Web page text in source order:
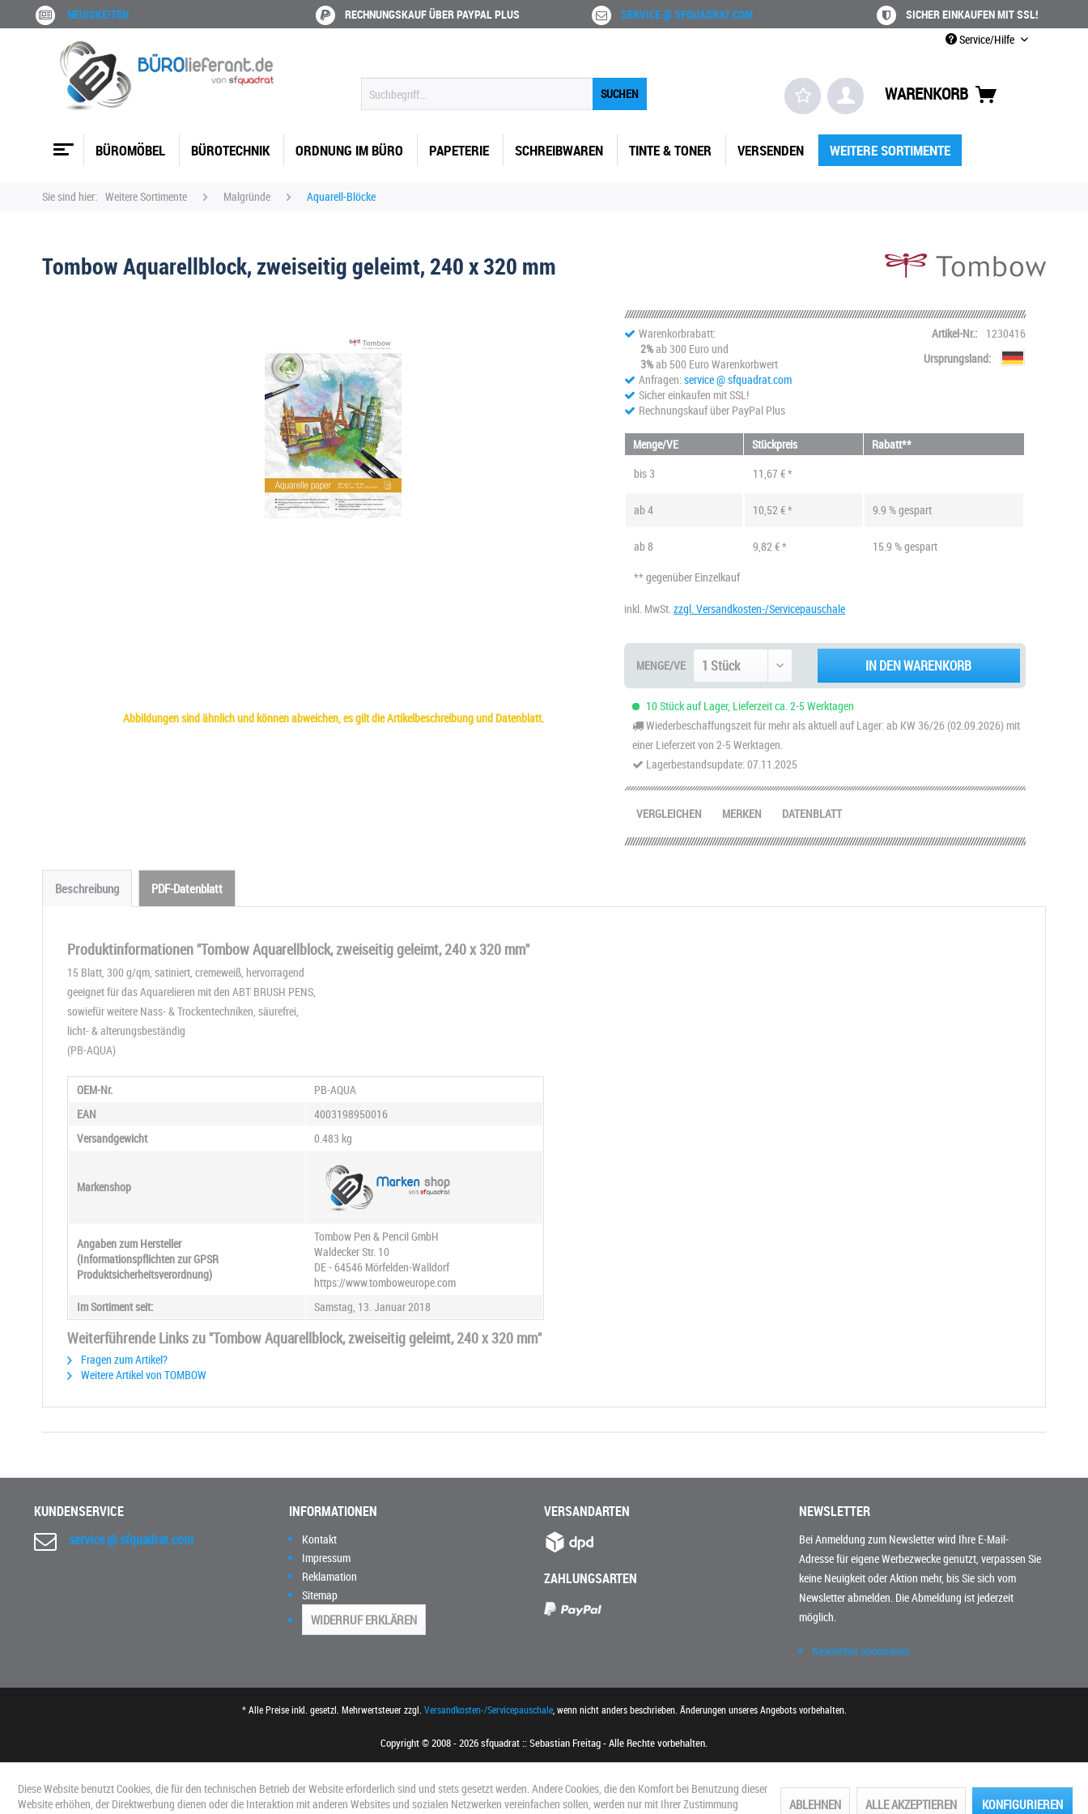
NEUIGKEITEN RECHNUNGSKAUF ÜBER PAYPAL PLUS SERVICE @ SFQUADRAT.COM
SICHER EINKAUFEN MIT SSL!
Service/Hilfe
SUCHEN WARENKORB
BÜROMÖBEL BÜROTECHNIK ORDNUNG IM BÜRO PAPETERIE SCHREIBWAREN TINTE & TONER VERSENDEN WEITERE SORTIMENTE
Sie sind hier: Weitere Sortimente Malgründe Aquarell-Blöcke
Tombow Aquarellblock, zweiseitig geleimt, 240 x 320 mm
Abbildungen sind ähnlich und können abweichen, es gilt die Artikelbeschreibung und Datenblatt.
Warenkorbrabatt:
2%ab 300 Euro und
3%ab 500 Euro Warenkorbwert
Anfragen:service @ sfquadrat.com
Sicher einkaufen mit SSL!
Rechnungskauf über PayPal Plus
Artikel-Nr.:
1230416
Ursprungsland:
Menge/VE Stückpreis
Rabatt**
bis 3 11,67 € *
ab4 10,52 € * 9.9 % gespart
ab8 9,82 € *
15.9 % gespart
** gegenüber Einzelkauf
inkl. MwSt.zzgl. Versandkosten-/Servicepauschale
MENGE/VE IN DEN WARENKORB
10 Stück auf Lager, Lieferzeit ca. 2-5 Werktagen
Wiederbeschaffungszeit für mehr als aktuell auf Lager: ab KW 36/26 (02.09.2026) mit
einer Lieferzeit von 2-5 Werktagen.
Lagerbestandsupdate: 07.11.2025
DATENBLATT
VERGLEICHEN MERKEN
Beschreibung PDF-Datenblatt
Produktinformationen "Tombow Aquarellblock, zweiseitig geleimt, 240 x 320 mm"
15 Blatt, 300 g/qm, satiniert, cremeweiß, hervorragend
geeignet für das Aquarelieren mit den ABT BRUSH PENS,
sowiefür weitere Nass- & Trockentechniken, säurefrei,
licht- & alterungsbeständig
(PB-AQUA)
OEM-Nr.
PB-AQUA
EAN
4003198950016
Versandgewicht
0.483 kg
Markenshop
Angaben zum Hersteller
(Informationspflichten zur GPSR
Produktsicherheitsverordnung)
Tombow Pen & Pencil GmbH
Waldecker Str. 10
DE - 64546 Mörfelden-Walldorf
https://www.tomboweurope.com
Im Sortiment seit:
Samstag, 13. Januar 2018
Weiterführende Links zu "Tombow Aquarellblock, zweiseitig geleimt, 240 x 320 mm"
Fragen zum Artikel?
Weitere Artikel von TOMBOW
KUNDENSERVICE
service @ sfquadrat.com
INFORMATIONEN
Kontakt
Impressum
Reklamation
Sitemap
WIDERRUF ERKLÄREN
VERSANDARTEN
ZAHLUNGSARTEN
NEWSLETTER
Bei Anmeldung zum Newsletter wird Ihre E-Mail-
Adresse für eigene Werbezwecke genutzt, verpassen Sie
keine Neuigkeit oder Aktion mehr, bis Sie sich vom
Newsletter abmelden. Die Abmeldung ist jederzeit
möglich.
Newsletter abonnieren
* Alle Preise inkl. gesetzl. Mehrwertsteuer zzgl. Versandkosten-/Servicepauschale, wenn nicht anders beschrieben. Änderungen unseres Angebots vorbehalten.
Copyright © 2008 - 2026 sfquadrat :: Sebastian Freitag - Alle Rechte vorbehalten.
Diese Website benutzt Cookies, die für den technischen Betrieb der Website erforderlich sind und stets gesetzt werden. Andere Cookies, die den Komfort bei Benutzung dieser
Website erhöhen, der Direktwerbung dienen oder die Interaktion mit anderen Websites und sozialen Netzwerken vereinfachen sollen, werden nur mit Ihrer Zustimmung
ABLEHNEN ALLE AKZEPTIEREN KONFIGURIEREN